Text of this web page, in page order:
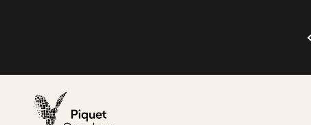
Piquet Carrelage